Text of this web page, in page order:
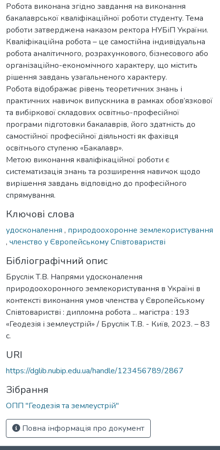
Робота виконана згідно завдання на виконання
бакалаврської кваліфікаційної роботи студенту. Тема
роботи затверджена наказом ректора НУБіП України.
Кваліфікаційна робота – це самостійна індивідуальна
робота аналітичного, розрахункового, бізнесового або
організаційно-економічного характеру, що містить
рішення завдань узагальненого характеру.
Робота відображає рівень теоретичних знань і
практичних навичок випускника в рамках обов’язкової
та вибіркової складових освітньо-професійної
програми підготовки бакалаврів, його здатність до
самостійної професійної діяльності як фахівця
освітнього ступеню «Бакалавр».
Метою виконання кваліфікаційної роботи є
систематизація знань та розширення навичок щодо
вирішення завдань відповідно до професійного
спрямування.
Ключові слова
удосконалення , природоохоронне землекористування
, членство у Європейському Співтоваристві
Бібліографічний опис
Бруслік Т.В. Напрями удосконалення
природоохоронного землекористування в Україні в
контексті виконання умов членства у Європейському
Співтоваристві : дипломна робота ... магістра : 193
«Геодезія і землеустрій» / Бруслік Т.В. - Київ, 2023. – 83
с.
URI
https://dglib.nubip.edu.ua/handle/123456789/2867
Зібрання
ОПП "Геодезія та землеустрій"
Повна інформація про документ